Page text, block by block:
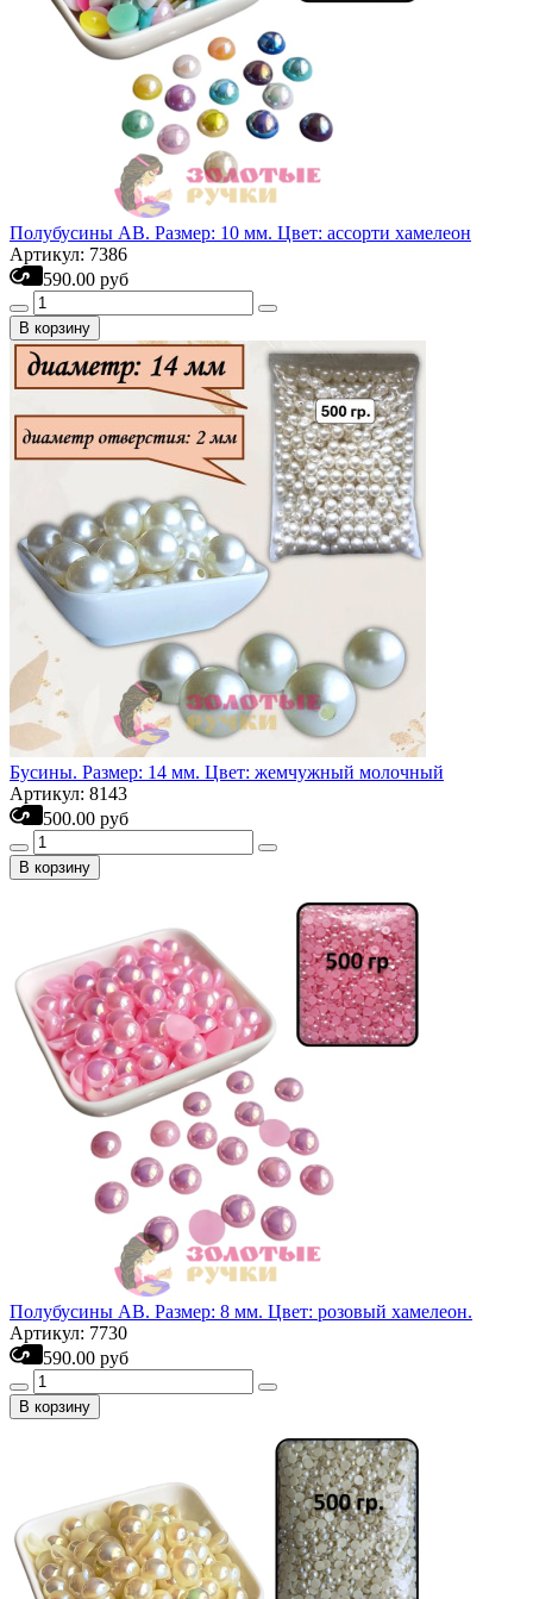
Полубусины АВ. Размер: 10 мм. Цвет: ассорти хамелеон
Артикул: 7386
590.00 руб
В корзину
Бусины. Размер: 14 мм. Цвет: жемчужный молочный
Артикул: 8143
500.00 руб
В корзину
Полубусины АВ. Размер: 8 мм. Цвет: розовый хамелеон.
Артикул: 7730
590.00 руб
В корзину